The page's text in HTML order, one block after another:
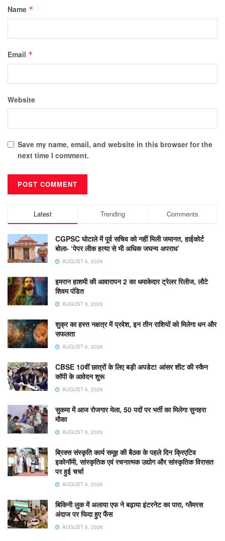
Name *
Email *
Website
Save my name, email, and website in this browser for the
next time I comment.
Latest Trending Comments
CGPSC घोटाले में पूर्व सचिव को नहीं मिली जमानत, हाईकोर्ट
बोला- ‘पेपर लीक हत्या से भी अधिक जघन्य अपराध’
AUGUST 6, 2026
इमरान हाशमी की आवारापन 2 का धमाकेदार ट्रेलर रिलीज, लौटे
शिवम पंडित
AUGUST 6, 2026
शुक्र का हस्त नक्षत्र में प्रवेश, इन तीन राशियों को मिलेगा धन और
सफलता
AUGUST 6, 2026
CBSE 10वीं छात्रों के लिए बड़ी अपडेट! आंसर शीट की स्कैन
कॉपी के आवेदन शुरू
AUGUST 6, 2026
सुकमा में आज रोजगार मेला, 50 पदों पर भर्ती का मिलेगा सुनहरा
मौका
AUGUST 6, 2026
ब्रिक्स संस्कृति कार्य समूह की बैठक के पहले दिन क्रिएटिव
इकोनॉमी, सांस्कृतिक एवं रचनात्मक उद्योग और सांस्कृतिक विरासत
पर हुई चर्चा
AUGUST 6, 2026
बिकिनी लुक में अलाया एफ ने बढ़ाया इंटरनेट का पारा, ग्लैमरस
अंदाज पर फिदा हुए फैंस
AUGUST 6, 2026